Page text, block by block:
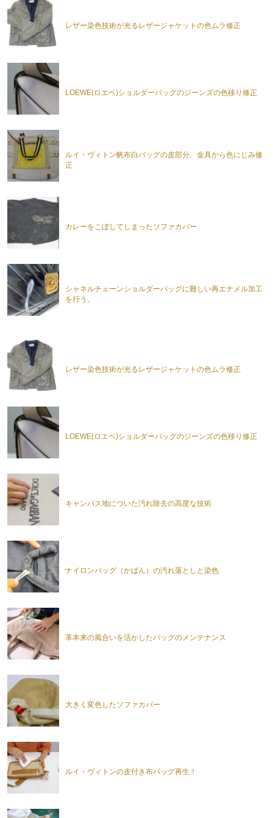
レザー染色技術が光るレザージャケットの色ムラ修正
LOEWE(ロエベ)ショルダーバッグのジーンズの色移り修正
ルイ・ヴィトン帆布白バッグの皮部分、金具から色にじみ修
正
カレーをこぼしてしまったソファカバー
シャネルチェーンショルダーバッグに難しい再エナメル加工
を行う。
レザー染色技術が光るレザージャケットの色ムラ修正
LOEWE(ロエベ)ショルダーバッグのジーンズの色移り修正
キャンバス地についた汚れ除去の高度な技術
ナイロンバッグ（かばん）の汚れ落としと染色
革本来の風合いを活かしたバッグのメンテナンス
大きく変色したソファカバー
ルイ・ヴィトンの皮付き布バッグ再生！